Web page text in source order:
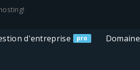
d'entreprise pro Domaine